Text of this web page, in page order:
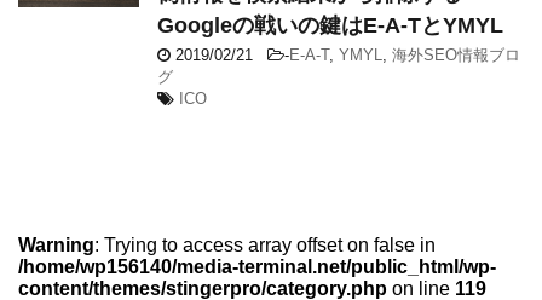
Googleの戦いの鍵はE-A-TとYMYL
2019/02/21 -E-A-T, YMYL
海外SEO情報ブロ
グ
ICO
Warning: Trying to access array offset on false in
/home/wp156140/media-terminal.net/public_html/wp-
content/themes/stingerpro/category.php on line 119